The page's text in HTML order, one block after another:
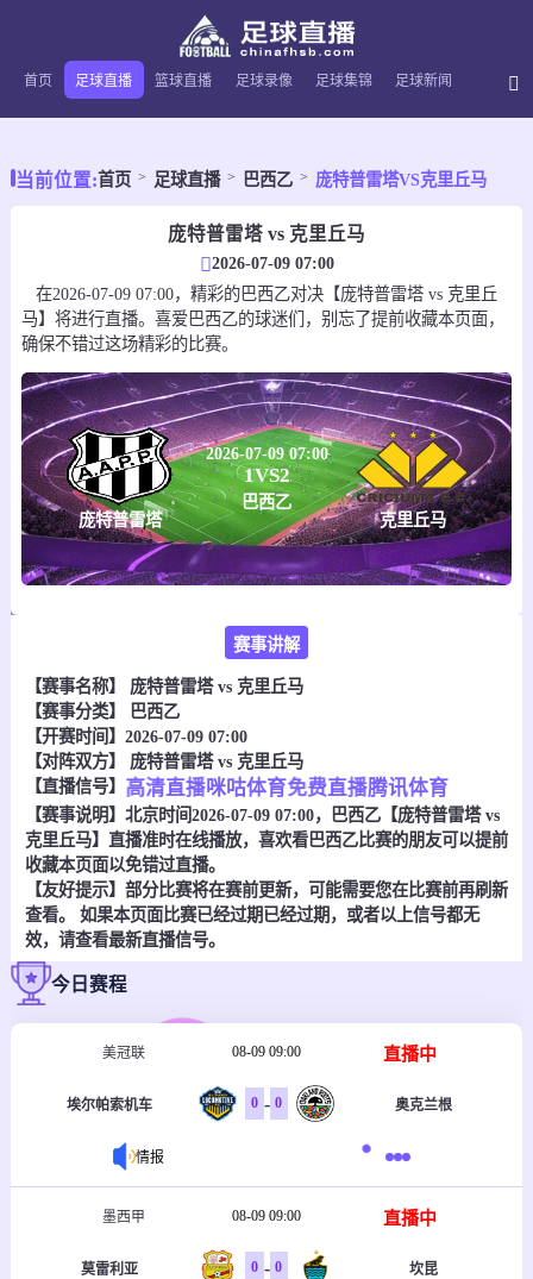
首页 足球直播 篮球直播 足球录像 足球集锦 足球新闻
当前位置:首页 足球直播 巴西乙 庞特普雷塔VS克里丘马
庞特普雷塔 vs 克里丘马
2026-07-09 07:00
在2026-07-09 07:00，精彩的巴西乙对决【庞特普雷塔 vs 克里丘
马】将进行直播。喜爱巴西乙的球迷们，别忘了提前收藏本页面，
确保不错过这场精彩的比赛。
庞特普雷塔
2026-07-09 07:00
1VS2
巴西乙
克里丘马
赛事讲解
【赛事名称】 庞特普雷塔 vs 克里丘马
【赛事分类】
巴西乙
【开赛时间】2026-07-09 07:00
【对阵双方】 庞特普雷塔 vs 克里丘马
【直播信号】 高清直播咪咕体育免费直播腾讯体育
【赛事说明】北京时间2026-07-09 07:00，巴西乙【庞特普雷塔 vs
克里丘马】直播准时在线播放，喜欢看巴西乙比赛的朋友可以提前
收藏本页面以免错过直播。
【友好提示】部分比赛将在赛前更新，可能需要您在比赛前再刷新
查看。 如果本页面比赛已经过期已经过期，或者以上信号都无
效，请查看最新直播信号。
今日赛程
美冠联 08-09 09:00 直播中
埃尔帕索机车 0 - 0 奥克兰根
情报
墨西甲 08-09 09:00 直播中
莫雷利亚 0 - 0 坎昆